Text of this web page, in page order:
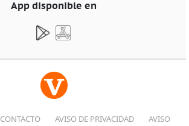
App disponible en
CONTACTO AVISO DE PRIVACIDAD AVISO